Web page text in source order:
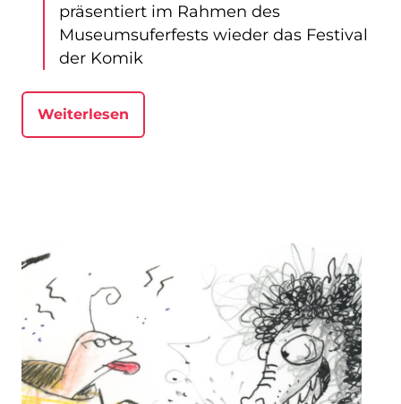
präsentiert im Rahmen des
Museumsuferfests wieder das Festival
der Komik
Weiterlesen